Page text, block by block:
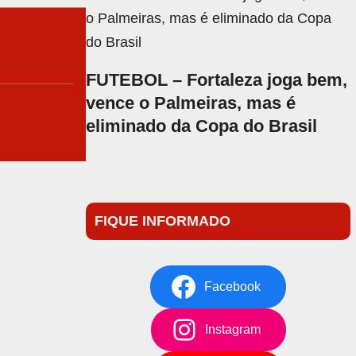
FUTEBOL – Fortaleza joga bem,
vence o Palmeiras, mas é
eliminado da Copa do Brasil
FIQUE INFORMADO
Facebook
Instagram